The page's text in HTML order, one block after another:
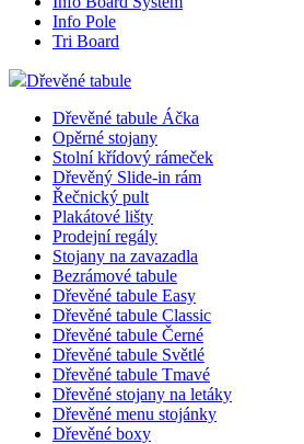
Info Pole
Tri Board
Dřevěné tabule
Dřevěné tabule Áčka
Opěrné stojany
Stolní křídový rámeček
Dřevěný Slide-in rám
Řečnický pult
Plakátové lišty
Prodejní regály
Stojany na zavazadla
Bezrámové tabule
Dřevěné tabule Easy
Dřevěné tabule Classic
Dřevěné tabule Černé
Dřevěné tabule Světlé
Dřevěné tabule Tmavé
Dřevěné stojany na letáky
Dřevěné menu stojánky
Dřevěné boxy